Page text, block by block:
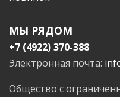
МЫ РЯДОМ
+7 (4922) 370-388
Электронная почта:
Общество с